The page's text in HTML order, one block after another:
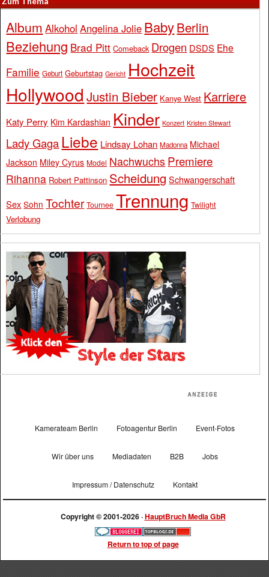
Album Alkohol Angelina Jolie BabyBerlin
Beziehung Brad Pitt Comeback Drogen DSDS Ehe
Familie Geburt Geburtstag Gericht Hochzeit
Hollywood Justin Bieber Kanye West Karriere
Katy Perry Kim Kardashian Kinder Konzert Kristen Stewart
Lady Gaga Liebe Lindsay Lohan Madonna Michael
Jackson Miley Cyrus Model Nachwuchs Premiere
Rihanna Robert Pattinson Scheidung Schwangerschaft
Sex Sohn Tochter Tournee Trennung Twilight
Verlobung
Kamerateam Berlin Fotoagentur Berlin Event-Fotos
Wir über uns Mediadaten B2B Jobs
Impressum / Datenschutz Kontakt
Copyright © 2001-2026 ·HauptBruch Media GbR
Return to top of page